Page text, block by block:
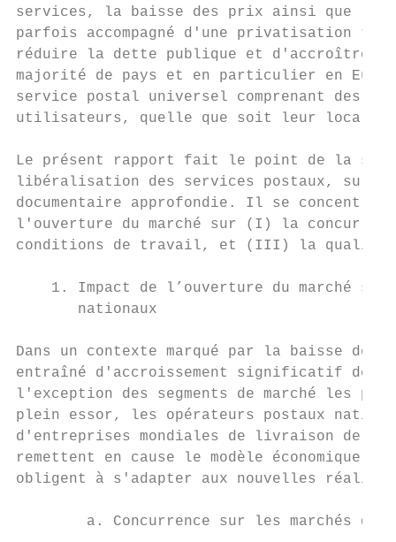
services, la baisse des prix ainsi que la
parfois accompagné d'une privatisation
réduire la dette publique et d'accroître
majorité de pays et en particulier en
service postal universel comprenant des
utilisateurs, quelle que soit leur
Le présent rapport fait le point de la
libéralisation des services postaux, sur la
documentaire approfondie. Il se
l'ouverture du marché sur (I) la
conditions de travail, et (III) la qualité
1. Impact de l’ouverture du marché
       nationaux
Dans un contexte marqué par la baisse
entraîné d'accroissement significatif de
l'exception des segments de marché les
plein essor, les opérateurs postaux
d'entreprises mondiales de livraison de
remettent en cause le modèle
obligent à s'adapter aux nouvelles réalités
a. Concurrence sur les marchés de